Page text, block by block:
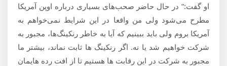
او گفت:” در حال حاضر صحب‌های بسیاری درباره اوپن آمریکا
مطرح می‌شود ولی من واقعا در این شرایط نمی‌خواهم به
آمریکا بروم ولی باید ببینیم که آیا به خاطر رنکینگ‌ها، مجبور به
شرکت خواهیم شد یا نه. اگر رنکینگ ها ثابت نماند، بیشتر ما
مجبور به شرکت در این رقابت ها هستیم تا از افت رده هایمان